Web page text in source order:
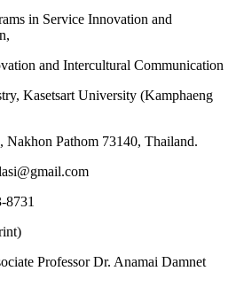
in Service Innovation and
and Intercultural Communication
Kasetsart University (Kamphaeng
Nakhon Pathom 73140, Thailand.
8731
Professor Dr. Anamai Damnet